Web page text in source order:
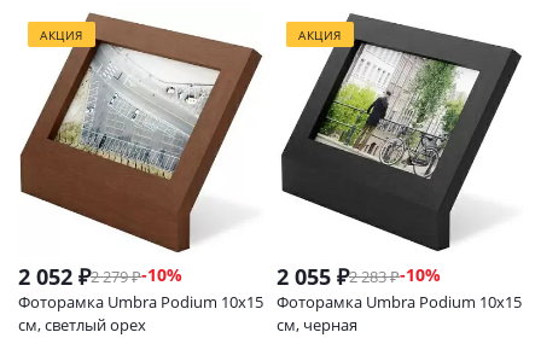
АКЦИЯ
2 052 ₽2 279₽-10%
Фоторамка Umbra Podium 10х15
см, светлый орех
АКЦИЯ
2 055 ₽2 283₽-10%
Фоторамка Umbra Podium 10х15
см, черная